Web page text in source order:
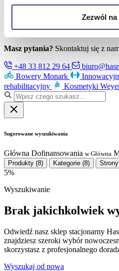
Zezwól
Nasze marki
Kontakt
Masz pytania? Skontaktuj się z
+48 33 812 29 64
Rowery Monark
rehabilitacyjny
Kosmetyki
Sugerowane wyszukiwania
Główna Dofinansowania w Główna
Produkty (8) Kategorie (8) Strony
5%
Wyszukiwanie
Brak jakichkolwiek
Odwiedź nasz sklep stacjonarny
znajdziesz szeroki wybór
skorzystasz z profesjonalnego
Wyszukaj od nowa